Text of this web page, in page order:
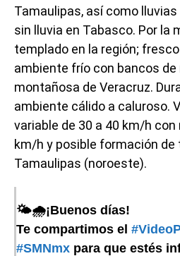
Tamaulipas, así como
sin lluvia en Tabasco. Por la
templado en la región;
ambiente frío con bancos de
montañosa de Veracruz.
ambiente cálido a caluroso.
variable de 30 a 40 km/h con
km/h y posible formación de
Tamaulipas (noroeste).
🌤️🌧️¡Buenos días!
Te compartimos el
#SMNmx para que estés